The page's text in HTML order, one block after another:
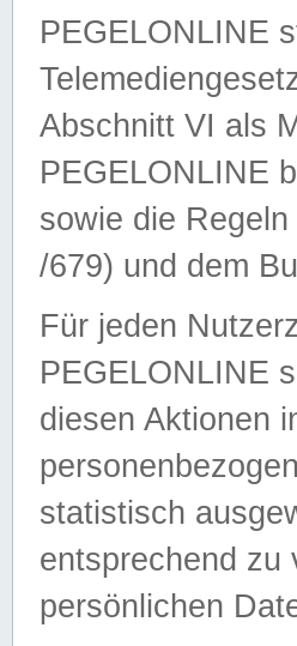
PEGELONLINE
Abschnitt VI als
PEGELONLINE
sowie die
/679) und dem
Für jeden
PEGELONLINE
diesen Aktionen
statistisch
entsprechend zu
persönlichen